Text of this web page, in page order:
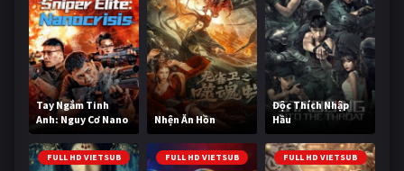
Tay Ngắm Tinh
Anh: Nguy Cơ Nano
Nhện Ăn Hồn
Độc Thích Nhập
Hầu
FULL HD VIETSUB FULL HD VIETSUB FULL HD VIETSUB